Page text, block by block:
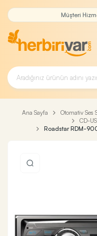
Müşteri
Ana Sayfa Otomativ Ses
CD-
Roadstar RDM-